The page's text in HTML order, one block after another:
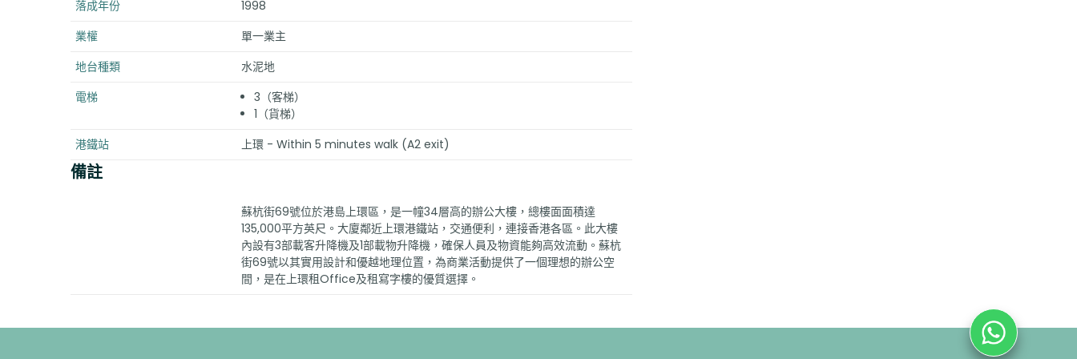
落成年份
1998
業權
單一業主
地台種類
水泥地
電梯
3（客梯）
1（貨梯）
港鐵站
上環 - Within 5 minutes walk (A2 exit)
備註
蘇杭街69號位於港島上環區，是一幢34層高的辦公大樓，總樓面面積達
135,000平方英尺。大廈鄰近上環港鐵站，交通便利，連接香港各區。此大樓
內設有3部載客升降機及1部載物升降機，確保人員及物資能夠高效流動。蘇杭
街69號以其實用設計和優越地理位置，為商業活動提供了一個理想的辦公空
間，是在上環租Office及租寫字樓的優質選擇。